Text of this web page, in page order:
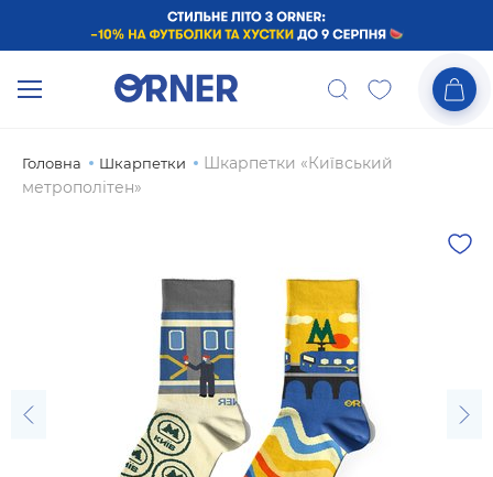
Головна Шкарпетки
Шкарпетки «Київський
метрополітен»